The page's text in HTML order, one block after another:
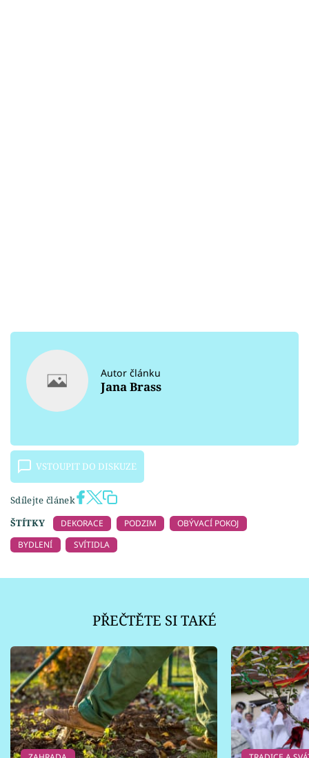
Autor článku
Jana Brass
VSTOUPIT DO DISKUZE
Sdílejte článek
ŠTÍTKY
DEKORACE PODZIM
OBÝVACÍ POKOJ
BYDLENÍ
SVÍTIDLA
PŘEČTĚTE SI TAKÉ